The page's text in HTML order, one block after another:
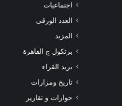
اجتماعيات
العدد الورقى
المزيد
برتكول ج القاهرة
بريد القراء
تاريخ ومزارات
حوارات و تقارير